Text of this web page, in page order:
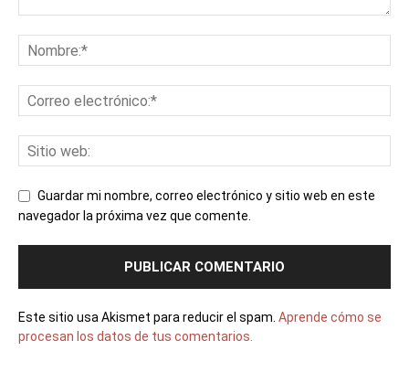
Guardar mi nombre, correo electrónico y sitio web en este
navegador la próxima vez que comente.
Este sitio usa Akismet para reducir el spam. Aprende cómo se
procesan los datos de tus comentarios.